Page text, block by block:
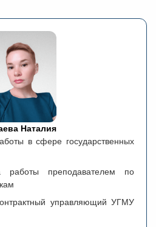
Наталия
в сфере государственных
преподавателем по
управляющий УГМУ